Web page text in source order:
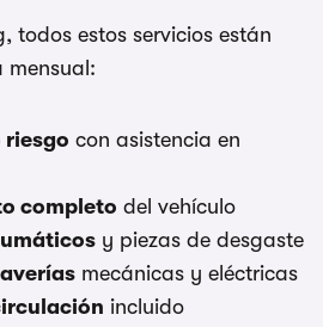
todos estos servicios están
mensual:
riesgo con asistencia en
completo del vehículo
y piezas de desgaste
mecánicas y eléctricas
incluido